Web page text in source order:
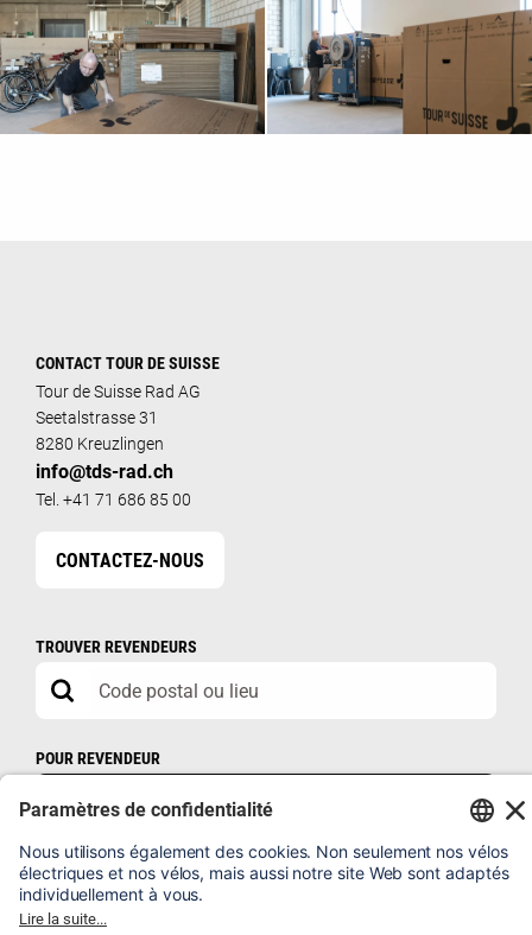
CONTACT TOUR DE SUISSE
Tour de Suisse Rad AG
Seetalstrasse 31
8280 Kreuzlingen
info@tds-rad.ch
Tel. +41 71 686 85 00
CONTACTEZ-NOUS
TROUVER REVENDEURS
POUR REVENDEUR
B2B SHOP